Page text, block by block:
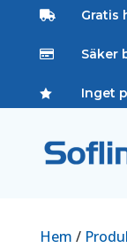
 Gratis
 Säker
 Inget
Hem /